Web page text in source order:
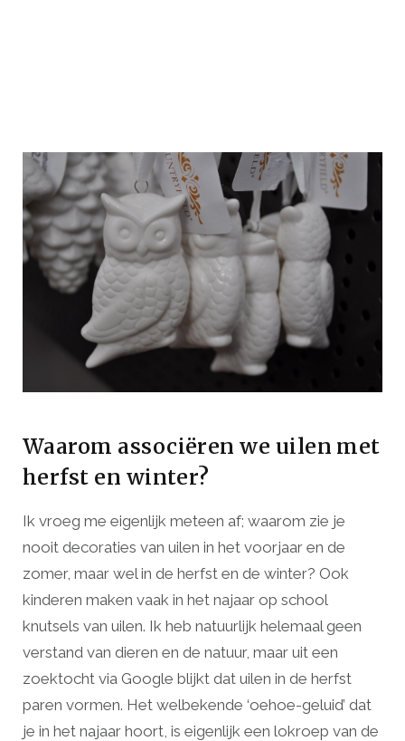
Waarom associëren we uilen met
herfst en winter?
Ik vroeg me eigenlijk meteen af; waarom zie je
nooit decoraties van uilen in het voorjaar en de
zomer, maar wel in de herfst en de winter? Ook
kinderen maken vaak in het najaar op school
knutsels van uilen. Ik heb natuurlijk helemaal geen
verstand van dieren en de natuur, maar uit een
zoektocht via Google blijkt dat uilen in de herfst
paren vormen. Het welbekende ‘oehoe-geluid’ dat
je in het najaar hoort, is eigenlijk een lokroep van de